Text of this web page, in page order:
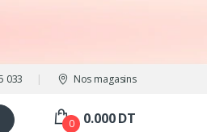
033 Nos magasins
0 0.000 DT